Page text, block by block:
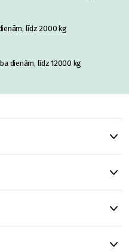
līdz 2000 kg
dienām, līdz 12000 kg